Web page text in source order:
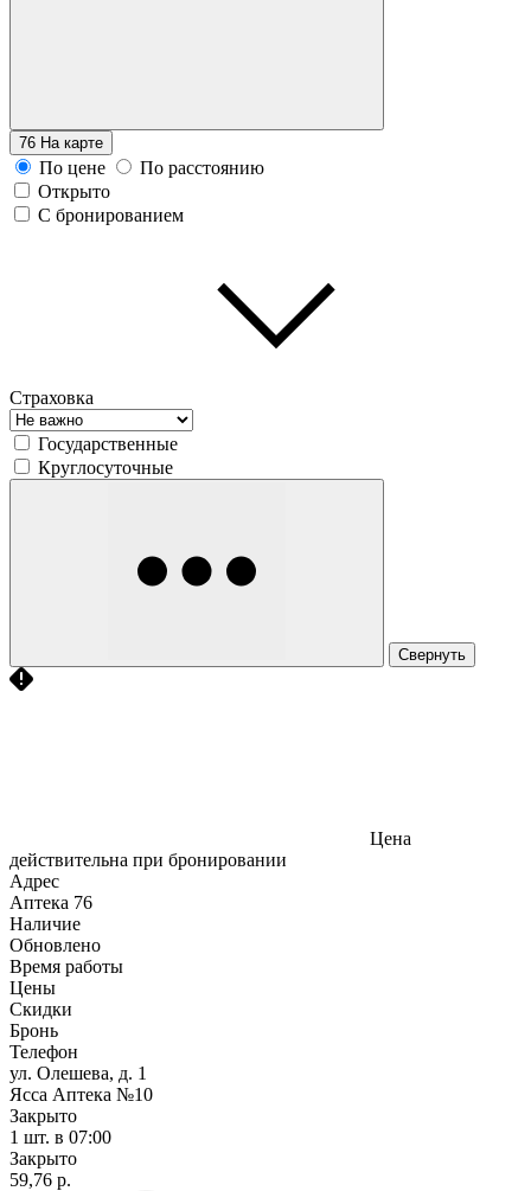
76 На карте
По цене
По расстоянию
Открыто
С бронированием
Страховка
Государственные
Круглосуточные
Свернуть
Цена
действительна при бронировании
Адрес
Аптека 76
Наличие
Обновлено
Время работы
Цены
Скидки
Бронь
Телефон
ул. Олешева, д. 1
Ясса Аптека №10
Закрыто
1 шт. в 07:00
Закрыто
59,76 р.